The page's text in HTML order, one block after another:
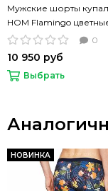
Мужские шорты
HOM Flamingo
0
10 950 руб
Выбрать
НОВИНКА